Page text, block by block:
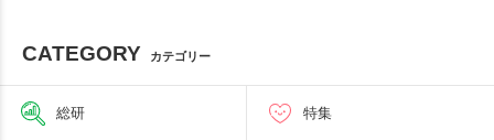
CATEGORY カテゴリー
総研 特集